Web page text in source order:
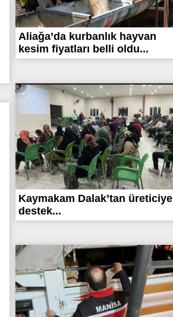
Aliağa’da kurbanlık hayvan
kesim fiyatları belli oldu...
Kaymakam Dalak’tan üreticiye
destek...